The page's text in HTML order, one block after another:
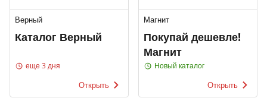
Верный
Каталог Верный
еще 3 дня
Открыть
Магнит
Покупай дешевле!
Магнит
Новый каталог
Открыть